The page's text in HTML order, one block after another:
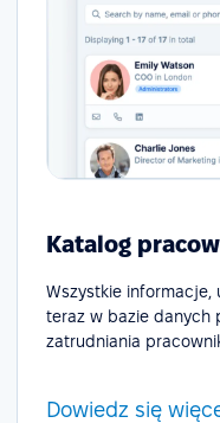
Katalog
Wszystkie
teraz w bazie danych
zatrudniania
Dowiedz się